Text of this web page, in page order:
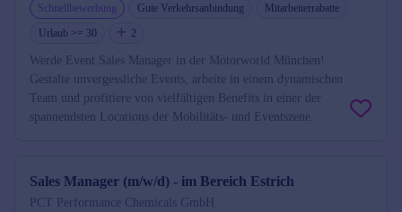
Schnellbewerbung Gute Verkehrsanbindung
Mitarbeiterrabatte
Urlaub >= 30
2
Werde Event Sales Manager in der Motorworld München!
Gestalte unvergessliche Events, arbeite in einem dynamischen
Team und profitiere von vielfältigen Benefits in einer der
spannendsten Locations der Mobilitäts- und Eventszene.
Sales Manager (m/w/d) - im Bereich Estrich
PCT Performance Chemicals GmbH